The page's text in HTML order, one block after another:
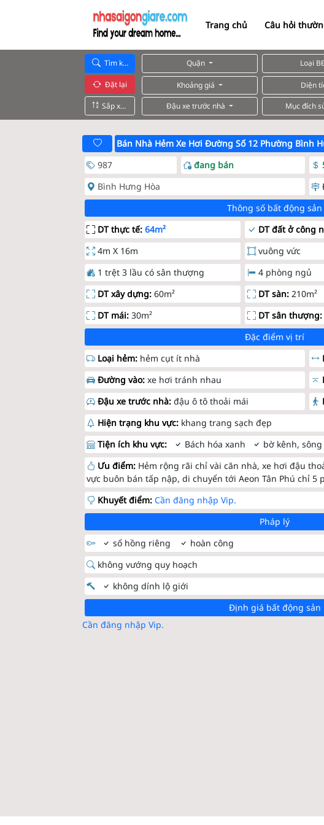
Trang chủ Câu hỏi
Tìm kiếm
Đặt lại
Sắp xếp
Quận Loại
Khoảng giá Diện
Đậu xe trước nhà
Mục đích
Bán Nhà Hẻm Xe Hơi Đường Số 12 Phường Bình
987
đang bán
Bình Hưng Hòa
Thông số bất động sản
DT thực tế:64m² DT đất ở công
4m X 16m
vuông vức
1 trệt 3 lầu có sân thượng
4 phòng ngủ
DT xây dựng:60m² DT sàn: 210m²
DT mái:30m² DT sân thượng:
Đặc điểm vị trí
Loại hẻm: hẻm cụt ít nhà
Đường vào:xe hơi tránh nhau
Đậu xe trước nhà:đậu ô tô thoải mái
Hiện trạng khu vực: khang trang sạch đẹp
Tiện ích khu vực:
Bách hóa xanh bờ kênh,
Ưu điểm: Hẻm rộng rãi chỉ vài căn nhà, xe hơi đậu
vực buôn bán tấp nập, di chuyển tới Aeon Tân Phú chỉ 5
Khuyết điểm:Cần đăng nhập Vip.
Pháp lý
sổ hồng riêng
hoàn công
không vướng quy hoạch
không dính lộ giới
Định giá bất động sản
Cần đăng nhập Vip.